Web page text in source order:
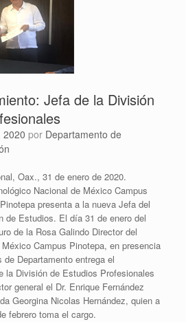
Jefa de la División
2020 por Departamento de
Oax., 31 de enero de 2020.
Nacional de México Campus
presenta a la nueva Jefa del
de Estudios. El día 31 de enero del
de la Rosa Galindo Director del
Campus Pinotepa, en presencia
Departamento entrega el
la División de Estudios Profesionales
general el Dr. Enrique Fernández
Georgina Nicolas Hernández, quien a
febrero toma el cargo.